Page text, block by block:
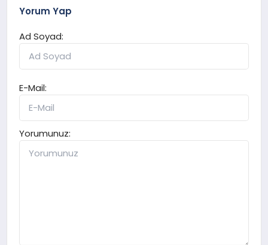
Yorum Yap
Ad Soyad:
E-Mail:
Yorumunuz: